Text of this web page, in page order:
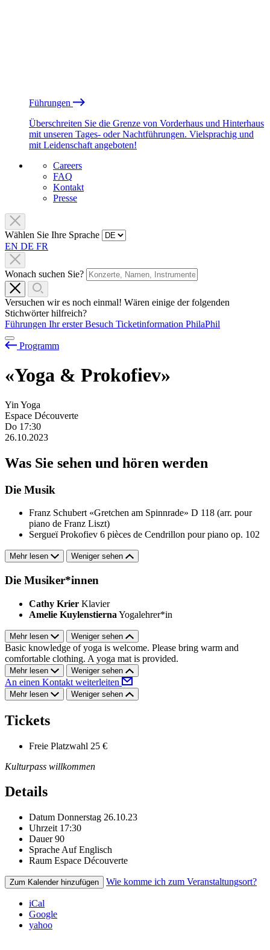
Führungen
Überschreiten Sie die Grenze von Vorderhaus und Hinterhaus
mit unseren Tages- oder Nachtführungen. Vielsprachig und
mit Leidenschaft angeboten!
Careers
FAQ
Kontakt
Presse
Wählen Sie Ihre Sprache
EN DE FR
Wonach suchen Sie?
Versuchen wir es noch einmal! Wären einige der folgenden
Stichwörter hilfreich?
Führungen Ihr erster Besuch Ticketinformation PhilaPhil
Programm
«Yoga & Prokofiev»
Yin Yoga
Espace Découverte
Do 17:30
26.10.2023
Was Sie sehen und hören werden
Die Musik
Franz Schubert «Gretchen am Spinnrade» D 118 (arr. pour
piano de Franz Liszt)
Sergueï Prokofiev 6 pièces de Cendrillon pour piano op. 102
Mehr lesen Weniger sehen
Die Musiker*innen
Cathy Krier Klavier
Amelie Kuylenstierna Yogalehrer*in
Mehr lesen Weniger sehen
Basic knowledge of yoga is welcome. Please bring warm and
comfortable clothing. A yoga mat is provided.
Mehr lesen Weniger sehen
An einen Kontakt weiterleiten
Mehr lesen Weniger sehen
Tickets
Freie Platzwahl 25 €
Kulturpass willkommen
Details
Datum Donnerstag 26.10.23
Uhrzeit 17:30
Dauer 90
Sprache Auf Englisch
Raum Espace Découverte
Zum Kalender hinzufügen Wie komme ich zum Veranstaltungsort?
iCal
Google
yahoo